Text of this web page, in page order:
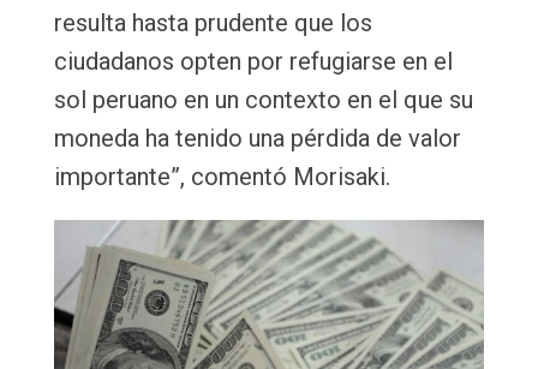
resulta hasta prudente que los
ciudadanos opten por refugiarse en el
sol peruano en un contexto en el que su
moneda ha tenido una pérdida de valor
importante”, comentó Morisaki.